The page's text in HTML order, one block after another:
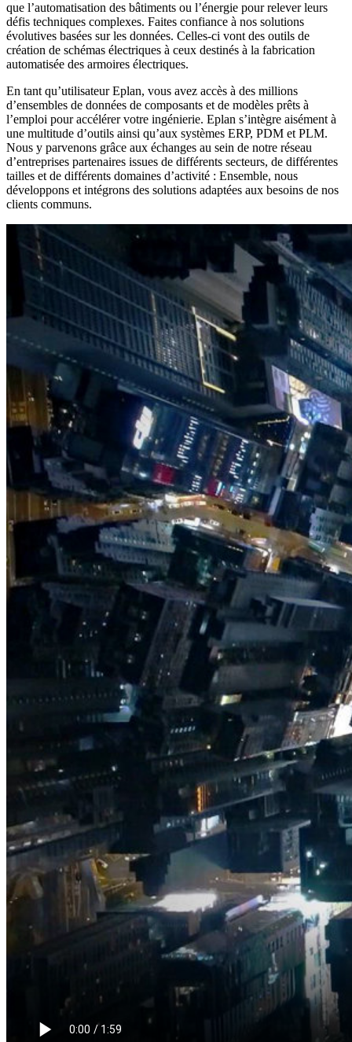
que l’automatisation des bâtiments ou l’énergie pour relever leurs
défis techniques complexes. Faites confiance à nos solutions
évolutives basées sur les données. Celles-ci vont des outils de
création de schémas électriques à ceux destinés à la fabrication
automatisée des armoires électriques.
En tant qu’utilisateur Eplan, vous avez accès à des millions
d’ensembles de données de composants et de modèles prêts à
l’emploi pour accélérer votre ingénierie. Eplan s’intègre aisément à
une multitude d’outils ainsi qu’aux systèmes ERP, PDM et PLM.
Nous y parvenons grâce aux échanges au sein de notre réseau
d’entreprises partenaires issues de différents secteurs, de différentes
tailles et de différents domaines d’activité : Ensemble, nous
développons et intégrons des solutions adaptées aux besoins de nos
clients communs.